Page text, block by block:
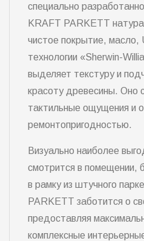
специально
KRAFT PARKETT
чистое покрытие, масло,
технологии «Sherwin-
выделяет текстуру и
красоту древесины. Оно
тактильные ощущения и
ремонтопригодностью.
Визуально наиболее
смотрится в помещении,
в рамку из штучного
PARKETT заботится о
предоставляя
комплексные